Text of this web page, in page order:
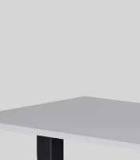
zásuvky
Odosielame ihneď.